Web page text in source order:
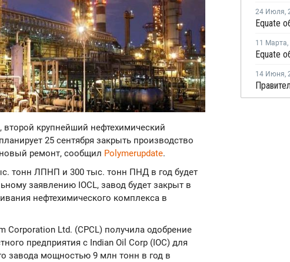
второй крупнейший нефтехимический
25 сентября закрыть производство
ремонт, сообщил Polymerupdate.
тонн ЛПНП и 300 тыс. тонн ПНД в год будет
заявлению IOCL, завод будет закрыт в
нефтехимического комплекса в
Corporation Ltd. (CPCL) получила одобрение
предприятия с Indian Oil Corp (IOC) для
завода мощностью 9 млн тонн в год в
24 Июля,
11 Марта,
14 Июня,